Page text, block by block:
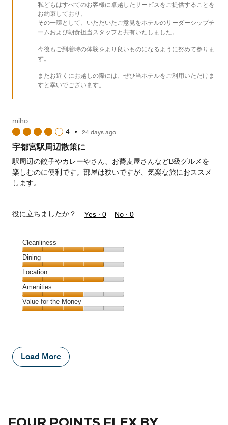
私どもはすべてのお客様に卓越したサービスをご提供することを
お約束しており、
その一環として、いただいたご意見をホテルのリーダーシップチ
ームおよび朝食担当スタッフと共有いたしました。
今後もご到着時の体験をより良いものになるように努めて参りま
す。
またお近くにお越しの際には、ぜひ当ホテルをご利用いただけま
すと幸いでございます。
miho
4 • 24 days ago
宇都宮駅周辺散策に
駅周辺の餃子やカレーやさん、お蕎麦屋さんなどB級グルメを
楽しむのに便利です。部屋は狭いですが、気楽な旅におススメ
します。
役に立ちましたか？ Yes · 0 No · 0
Cleanliness
Cleanliness,
4
out
of
5
Dining
Dining,
4
out
of
5
Location
Location,
4
out
Amenities
Amenities,
3
5
Value for the Money
Money,
3
out
Load More